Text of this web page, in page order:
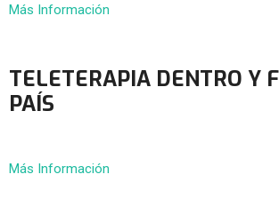
Más Información
TELETERAPIA DENTRO Y
PAÍS
Más Información